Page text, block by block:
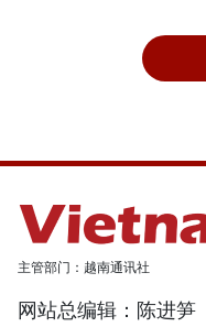
主管部门：越南通讯社
网站总编辑：陈进笋